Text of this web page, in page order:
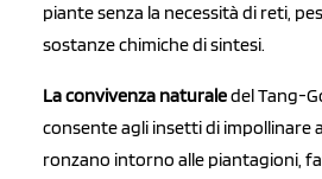
piante senza la necessità di reti,
sostanze chimiche di sintesi.
La convivenza naturaledel Tang-
consente agli insetti di impollinare
ronzano intorno alle piantagioni,